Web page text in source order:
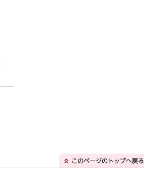
このページのトップへ戻る